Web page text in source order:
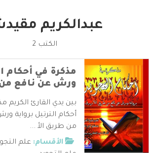
عبدالكريم
الكتب 2
مذكرة في أحكام
ورش عن نافع من
بين يدي القارئ
أحكام الترتيل برواية
من طريق الأ ...
الأقسام: علم